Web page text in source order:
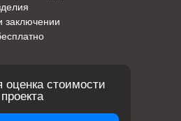
заключении
оценка стоимости
проекта